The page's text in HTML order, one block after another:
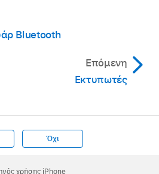
Bluetooth
Επόμενη
Εκτυπωτές
Όχι
χρήσης iPhone